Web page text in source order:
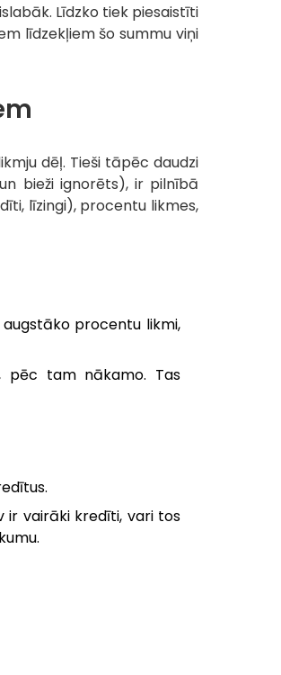
Līdzko tiek piesaistīti
līdzekļiem šo summu viņi
dēļ. Tieši tāpēc daudzi
bieži ignorēts), ir pilnībā
līzingi), procentu likmes,
procentu likmi,
pēc tam nākamo. Tas
ir vairāki kredīti, vari tos